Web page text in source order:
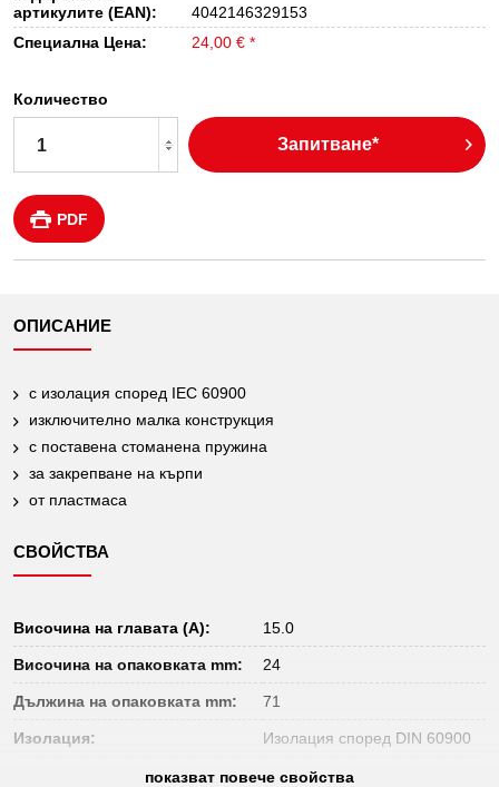
артикулите (EAN):
4042146329153
Специална Цена:
24,00 € *
Количество
Запитване*
PDF
ОПИСАНИЕ
с изолация според IEC 60900
изключително малка конструкция
с поставена стоманена пружина
за закрепване на кърпи
от пластмаса
СВОЙСТВА
Височина на главата (A): 15.0
Височина на опаковката mm: 24
Дължина на опаковката mm: 71
Изолация: Изолация според DIN 60900
Пластмаса
показват повече свойства